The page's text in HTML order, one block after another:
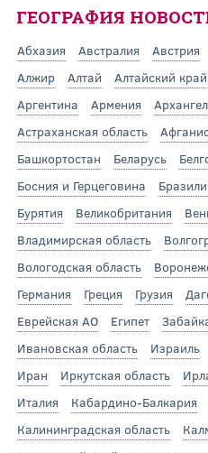
ГЕОГРАФИЯ
Абхазия Австралия Австрия
Алжир
Алтай Алтайский край
Аргентина
Армения
Астраханская область
Башкортостан
Беларусь
Босния и Герцеговина
Бурятия
Великобритания
Владимирская область
Вологодская область
Германия
Греция Грузия
Еврейская АО
Египет
Ивановская область
Израиль
Иран
Иркутская область
Италия
Кабардино-Балкария
Калининградская область